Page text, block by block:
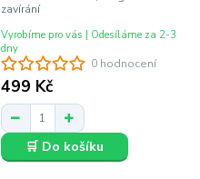
0 hodnocení
zavírání
499 Kč
Vyrobíme pro vás | Odesíláme za 2-3
dny
🛒 Do košíku